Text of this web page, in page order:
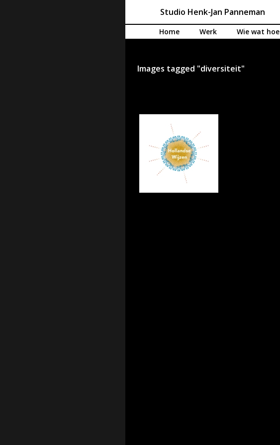
Studio Henk-Jan Panneman
Spring naar de inhoud
Home Werk Wie wat hoe
Images tagged "diversiteit"